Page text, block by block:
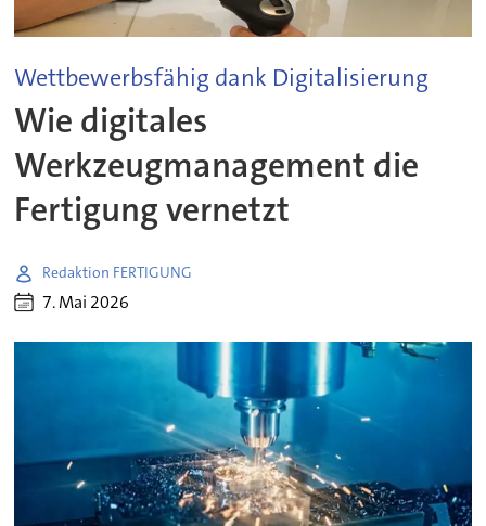
Wettbewerbsfähig dank Digitalisierung
Wie digitales
Werkzeugmanagement die
Fertigung vernetzt
Redaktion FERTIGUNG
7. Mai 2026